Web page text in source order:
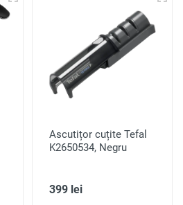
Ascutițor cuțite Tefal
K2650534, Negru
399 lei